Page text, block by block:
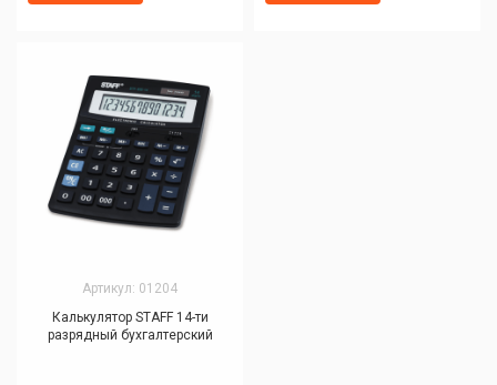
Артикул: 01204
Калькулятор STAFF 14-ти
разрядный бухгалтерский